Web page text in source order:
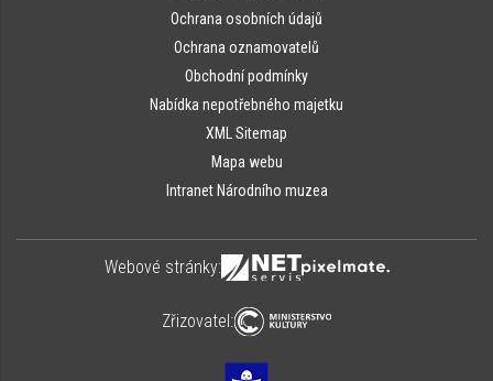
Ochrana osobních údajů
Ochrana oznamovatelů
Obchodní podmínky
Nabídka nepotřebného majetku
XML Sitemap
Mapa webu
Intranet Národního muzea
Webové stránky:
Zřizovatel: